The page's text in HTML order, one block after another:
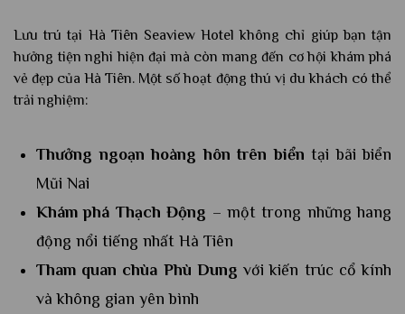
Lưu trú tại Hà Tiên Seaview Hotel không chỉ giúp bạn tận
hưởng tiện nghi hiện đại mà còn mang đến cơ hội khám phá
vẻ đẹp của Hà Tiên. Một số hoạt động thú vị du khách có thể
trải nghiệm:
Thưởng ngoạn hoàng hôn trên biển tại bãi biển
Mũi Nai
Khám phá Thạch Động – một trong những hang
động nổi tiếng nhất Hà Tiên
Tham quan chùa Phù Dung với kiến trúc cổ kính
và không gian yên bình